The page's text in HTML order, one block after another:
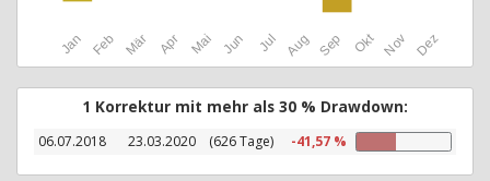
Jan Feb Mär Apr Mai Jun Jul Aug Sep Okt Nov Dez
1 Korrektur mit mehr als 30 % Drawdown:
06.07.2018 23.03.2020 (626 Tage) -41,57 %